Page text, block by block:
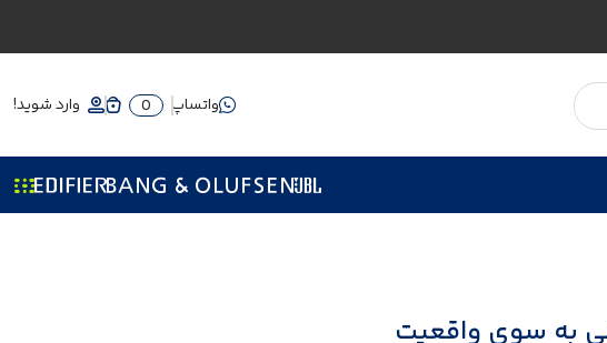
واتساپ 0 وارد شوید!